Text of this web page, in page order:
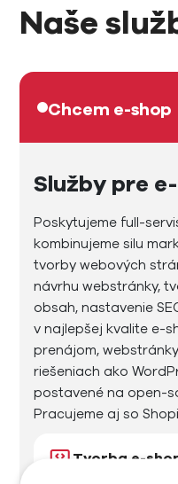
Naše
Chcem e-shop
Služby pre
Poskytujeme full-
kombinujeme silu
tvorby webových
návrhu webstránky,
obsah, nastavenie
v najlepšej kvalite e-
prenájom,
riešeniach ako
postavené na open-
Pracujeme aj so
Tvorba e-